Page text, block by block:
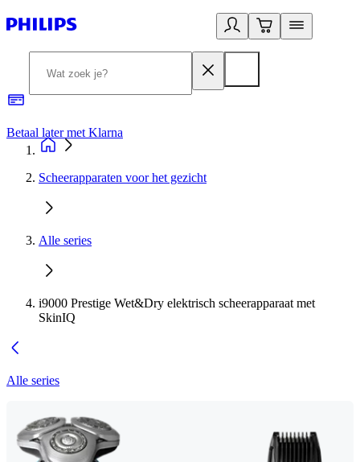
Betaal later met Klarna
Scheerapparaten voor het gezicht
Alle series
i9000 Prestige Wet&Dry elektrisch scheerapparaat met
SkinIQ
Alle series